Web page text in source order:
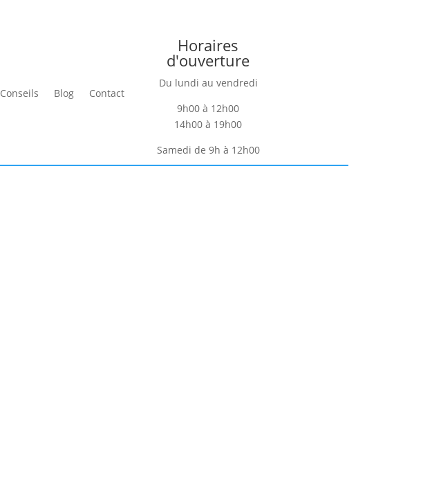
Conseils Blog Contact
Horaires
d'ouverture
Du lundi au vendredi
9h00 à 12h00
14h00 à 19h00
Samedi de 9h à 12h00